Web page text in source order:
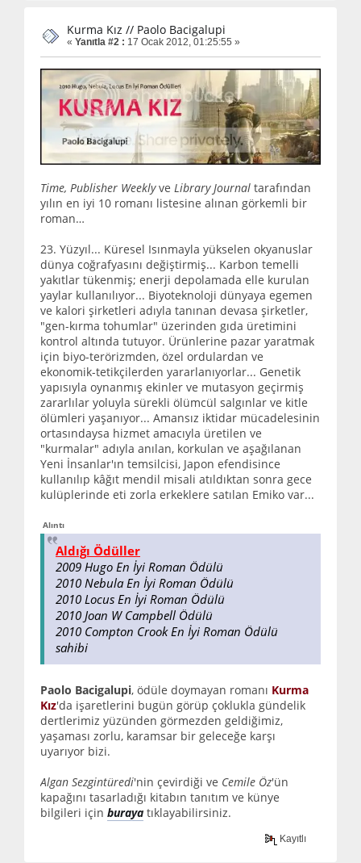
Kurma Kız // Paolo Bacigalupi
« Yanıtla #2 : 17 Ocak 2012, 01:25:55 »
Time, Publisher Weeklyve Library Journal tarafından
yılın en iyi 10 romanı listesine alınan görkemli bir
roman…
23. Yüzyıl... Küresel Isınmayla yükselen okyanuslar
dünya coğrafyasını değiştirmiş... Karbon temelli
yakıtlar tükenmiş; enerji depolamada elle kurulan
yaylar kullanılıyor... Biyoteknoloji dünyaya egemen
ve kalori şirketleri adıyla tanınan devasa şirketler,
"gen-kırma tohumlar" üzerinden gıda üretimini
kontrol altında tutuyor. Ürünlerine pazar yaratmak
için biyo-terörizmden, özel ordulardan ve
ekonomik-tetikçilerden yararlanıyorlar... Genetik
yapısıyla oynanmış ekinler ve mutasyon geçirmiş
zararlılar yoluyla sürekli ölümcül salgınlar ve kitle
ölümleri yaşanıyor... Amansız iktidar mücadelesinin
ortasındaysa hizmet amacıyla üretilen ve
"kurmalar" adıyla anılan, korkulan ve aşağılanan
Yeni İnsanlar'ın temsilcisi, Japon efendisince
kullanılıp kâğıt mendil misali atıldıktan sonra gece
kulüplerinde eti zorla erkeklere satılan Emiko var...
Alıntı
Aldığı Ödüller
2009 Hugo En İyi Roman Ödülü
2010 Nebula En İyi Roman Ödülü
2010 Locus En İyi Roman Ödülü
2010 Joan W Campbell Ödülü
2010 Compton Crook En İyi Roman Ödülü
sahibi
Paolo Bacigalupi, ödüle doymayan romanı Kurma
Kız'da işaretlerini bugün görüp çoklukla gündelik
dertlerimiz yüzünden görmezden geldiğimiz,
yaşaması zorlu, karamsar bir geleceğe karşı
uyarıyor bizi.
Algan Sezgintüredi'nin çevirdiği ve Cemile Öz'ün
kapağını tasarladığı kitabın tanıtım ve künye
bilgileri için buraya tıklayabilirsiniz.
Kayıtlı